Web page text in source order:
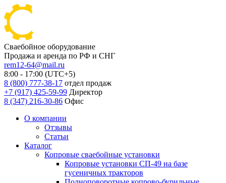
Сваебойное оборудование
Продажа и аренда по РФ и СНГ
rem12-64@mail.ru
8:00 - 17:00 (UTC+5)
8 (800) 777-38-17 отдел продаж
+7 (917) 425-59-99 Директор
8 (347) 216-30-86 Офис
О компании
Отзывы
Статьи
Каталог
Копровые сваебойные установки
Копровые установки СП-49 на базе
гусеничных тракторов